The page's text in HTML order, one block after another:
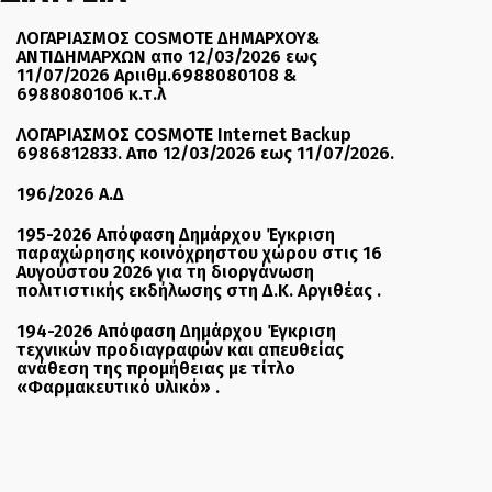
ΛΟΓΑΡΙΑΣΜΟΣ COSMOTE ΔΗΜΑΡΧΟΥ&
ΑΝΤΙΔΗΜΑΡΧΩΝ απο 12/03/2026 εως
11/07/2026 Αριιθμ.6988080108 &
6988080106 κ.τ.λ
ΛΟΓΑΡΙΑΣΜΟΣ COSMOTE Internet Backup
6986812833. Απο 12/03/2026 εως 11/07/2026.
196/2026 Α.Δ
195-2026 Απόφαση Δημάρχου Έγκριση
παραχώρησης κοινόχρηστου χώρου στις 16
Αυγούστου 2026 για τη διοργάνωση
πολιτιστικής εκδήλωσης στη Δ.Κ. Αργιθέας .
194-2026 Απόφαση Δημάρχου Έγκριση
τεχνικών προδιαγραφών και απευθείας
ανάθεση της προμήθειας με τίτλο
«Φαρμακευτικό υλικό» .